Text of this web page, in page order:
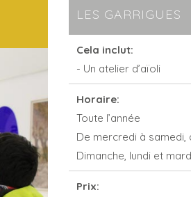
LES GARRIGUES
Cela inclut:
- Un atelier d’aïoli
Horaire:
Toute l’année
De mercredi à samedi,
Dimanche, lundi et
Prix: